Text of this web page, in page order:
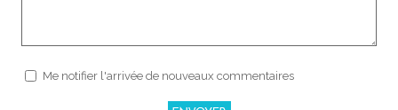
Me notifier l'arrivée de nouveaux commentaires